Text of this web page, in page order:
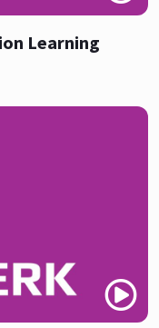
Learning